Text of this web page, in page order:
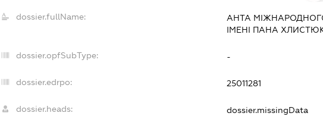
dossier.fullName:
АНТА
ІМЕНІ ПАНА
dossier.opfSubType: -
dossier.edrpo: 25011281
dossier.heads: dossier.missingData